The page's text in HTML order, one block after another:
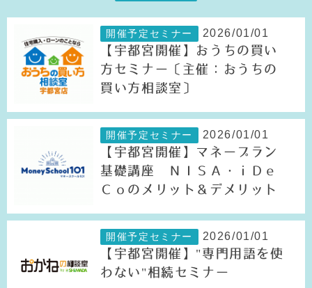
開催予定セミナー 2026/01/01
【宇都宮開催】おうちの買い
方セミナー〔主催：おうちの
買い方相談室〕
開催予定セミナー 2026/01/01
【宇都宮開催】マネープラン
基礎講座 ＮＩＳＡ・ｉＤｅ
Ｃｏのメリット＆デメリット
開催予定セミナー 2026/01/01
【宇都宮開催】"専門用語を使
わない"相続セミナー